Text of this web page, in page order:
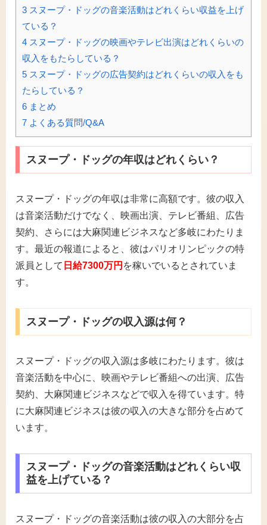
3 スヌープ・ドッグの音楽活動はどれくらい収益を上げ
ている？
4 スヌープ・ドッグの映画やテレビ出演はどれくらいの
収入をもたらしている？
5 スヌープ・ドッグの広告契約はどれくらいの収入をも
たらしている？
6 まとめ
7 よくある質問/Q&A
スヌープ・ドッグの年収はどれくらい？
スヌープ・ドッグの年収は非常に高額です。彼の収入
は音楽活動だけでなく、映画出演、テレビ番組、広告
契約、さらには大麻関連ビジネスなど多岐にわたりま
す。最近の報道によると、彼はパリオリンピックの特
派員として 日給7300万円 を稼いでいるとされていま
す。
スヌープ・ドッグの収入源は何？
スヌープ・ドッグの収入源は多岐にわたります。彼は
音楽活動を中心に、映画やテレビ番組への出演、広告
契約、大麻関連ビジネスなどで収入を得ています。特
に大麻関連ビジネスは彼の収入の大きな部分を占めて
います。
スヌープ・ドッグの音楽活動はどれくらい収
益を上げている？
スヌープ・ドッグの音楽活動は彼の収入の大部分を占